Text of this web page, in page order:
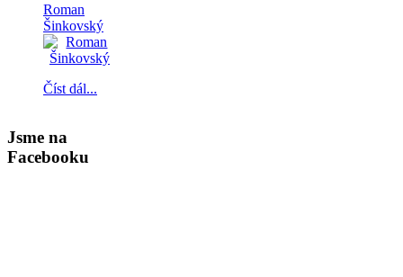
Roman
Šinkovský
Číst dál...
Jsme na
Facebooku